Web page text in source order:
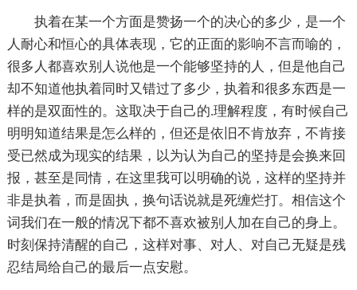
执着在某一个方面是赞扬一个的决心的多少，是一个
人耐心和恒心的具体表现，它的正面的影响不言而喻的，
很多人都喜欢别人说他是一个能够坚持的人，但是他自己
却不知道他执着同时又错过了多少，执着和很多东西是一
样的是双面性的。这取决于自己的.理解程度，有时候自己
明明知道结果是怎么样的，但还是依旧不肯放弃，不肯接
受已然成为现实的结果，以为认为自己的坚持是会换来回
报，甚至是同情，在这里我可以明确的说，这样的坚持并
非是执着，而是固执，换句话说就是死缠烂打。相信这个
词我们在一般的情况下都不喜欢被别人加在自己的身上。
时刻保持清醒的自己，这样对事、对人、对自己无疑是残
忍结局给自己的最后一点安慰。